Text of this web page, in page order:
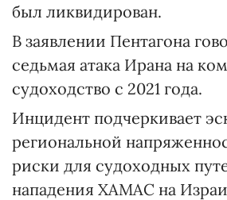
был ликвидирован.
В заявлении Пентагона
седьмая атака Ирана на
судоходство с 2021 года.
Инцидент подчеркивает
региональной
риски для судоходных
нападения ХАМАС на